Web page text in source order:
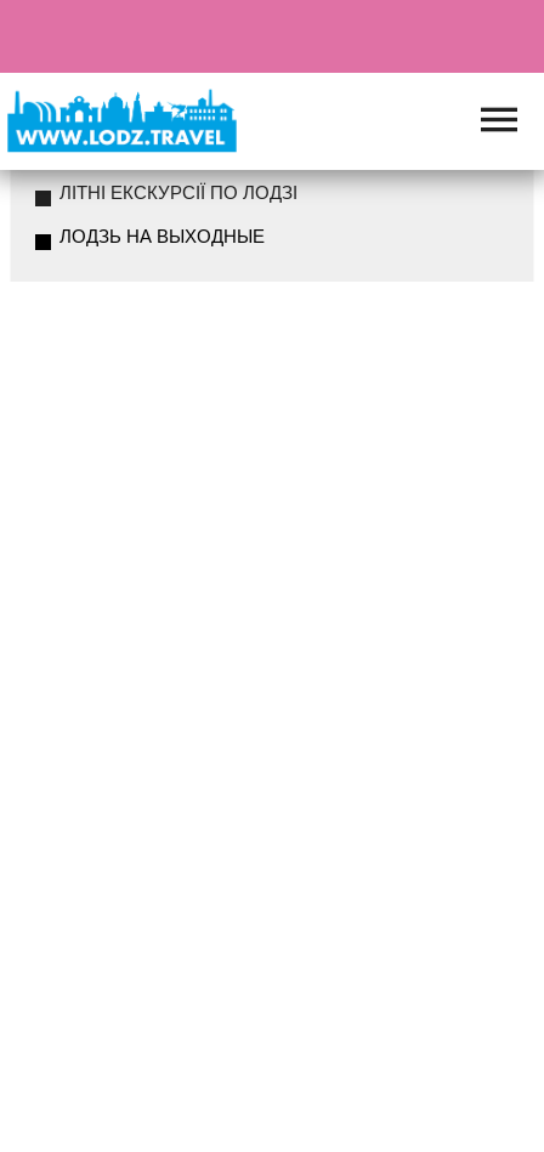
ЛІТНІ ЕКСКУРСІЇ ПО ЛОДЗІ
ЛОДЗЬ НА ВЫХОДНЫЕ